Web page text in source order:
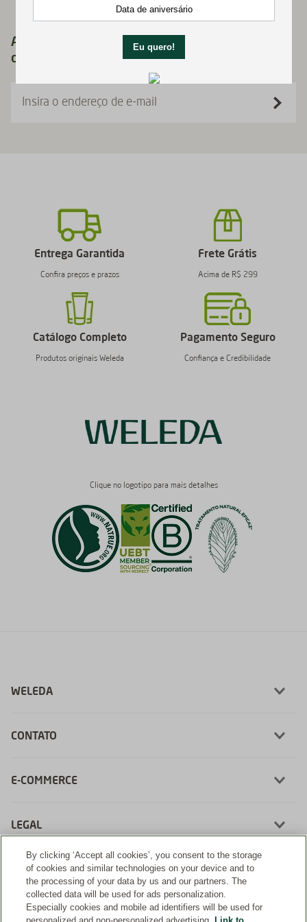
Assine nossa newsletter agora e receba 10%
de desconto no seu primeiro pedido!
Insira o endereço de e-mail
Entrega Garantida
Confira preços e prazos
Frete Grátis
Acima de R$ 299
Catálogo Completo
Produtos originais Weleda
Pagamento Seguro
Confiança e Credibilidade
Clique no logotipo para mais detalhes
WELEDA
CONTATO
E-COMMERCE
LEGAL
Desenvolvimento:
By clicking ‘Accept all cookies’, you consent to the storage
of cookies and similar technologies on your device and to
the processing of your data by us and our partners. The
collected data will be used for ads personalization.
Especially cookies and mobile ad identifiers will be used for